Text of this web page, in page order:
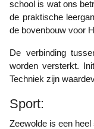
school is wat ons
de praktische
de bovenbouw voor
De verbinding tussen onderwijs en bedrijfsleven kan verder
worden versterkt.
Techniek zijn
Sport:
Zeewolde is een